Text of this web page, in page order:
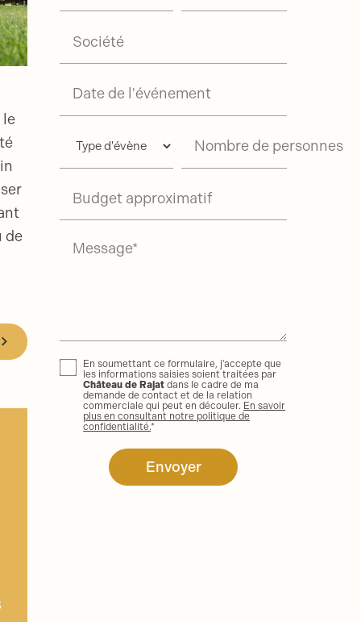
le
de
Société
Date de l'événement
Nombre de personnes
Budget approximatif
Message*
En soumettant ce formulaire, j'accepte que
les informations saisies soient traitées par
Château de Rajat dans le cadre de ma
demande de contact et de la relation
commerciale qui peut en découler. En savoir
plus en consultant notre politique de
confidentialité.*